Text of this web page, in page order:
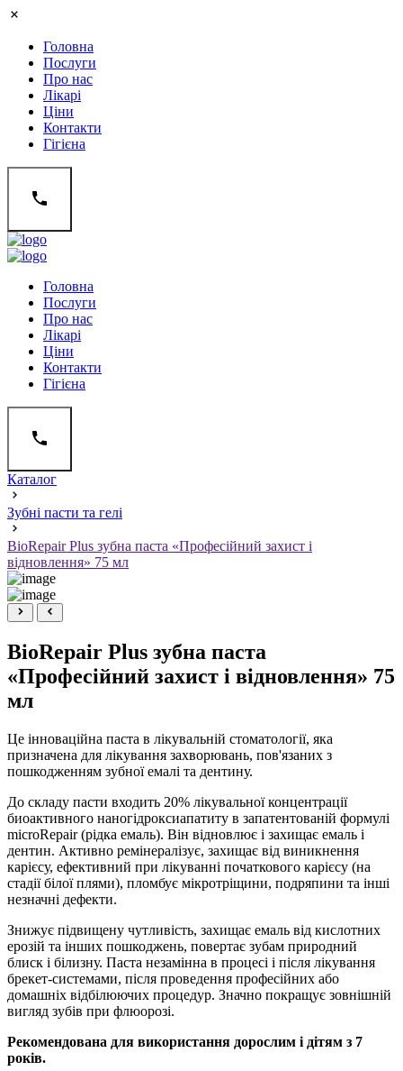
Головна
Послуги
Про нас
Лікарі
Ціни
Контакти
Гігієна
Головна
Послуги
Про нас
Лікарі
Ціни
Контакти
Гігієна
Каталог
Зубні пасти та гелі
BioRepair Plus зубна паста «Професійний захист і
відновлення» 75 мл
BioRepair Plus зубна паста
«Професійний захист і відновлення» 75
мл
Це інноваційна паста в лікувальній стоматології, яка
призначена для лікування захворювань, пов'язаних з
пошкодженням зубної емалі та дентину.
До складу пасти входить 20% лікувальної концентрації
биоактивного наногідроксиапатиту в запатентованій формулі
microRepair (рідка емаль). Він відновлює і захищає емаль і
дентин. Активно ремінералізує, захищає від виникнення
карієсу, ефективний при лікуванні початкового карієсу (на
стадії білої плями), пломбує мікротріщини, подряпини та інші
незначні дефекти.
Знижує підвищену чутливість, захищає емаль від кислотних
ерозій та інших пошкоджень, повертає зубам природний
блиск і білизну. Паста незамінна в процесі і після лікування
брекет-системами, після проведення професійних або
домашніх відбілюючих процедур. Значно покращує зовнішній
вигляд зубів при флюорозі.
Рекомендована для використання дорослим і дітям з 7
років.